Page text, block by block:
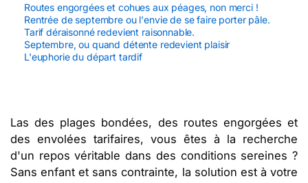
Routes engorgées et cohues aux péages, non merci !
Rentrée de septembre ou l'envie de se faire porter pâle.
Tarif déraisonné redevient raisonnable.
Septembre, ou quand détente redevient plaisir
L'euphorie du départ tardif
Las des plages bondées, des routes engorgées et
des envolées tarifaires, vous êtes à la recherche
d'un repos véritable dans des conditions sereines ?
Sans enfant et sans contrainte, la solution est à votre